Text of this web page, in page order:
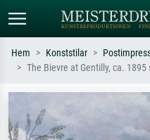
Sök efter konstnär, titel eller stil –
t.ex. Monet, Stjärnenatt,
impressionism, Hokusai-våg, naken.
Hem Konststilar
The Bievre at Gentilly, ca. 1895